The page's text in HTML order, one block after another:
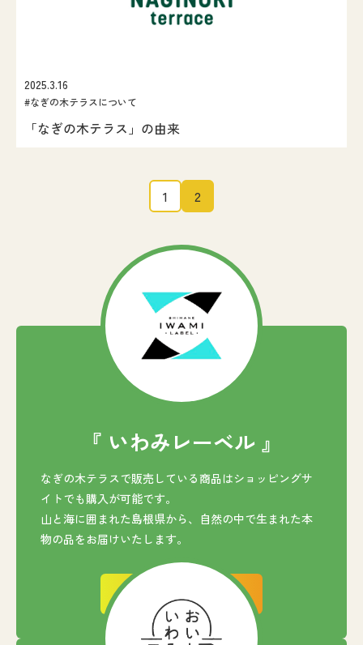
2025.3.16
#なぎの木テラスについて
「なぎの木テラス」の由来
1 2
『 いわみレーベル 』
なぎの木テラスで販売している商品はショッピングサ
イトでも購入が可能です。
山と海に囲まれた島根県から、自然の中で生まれた本
物の品をお届けいたします。